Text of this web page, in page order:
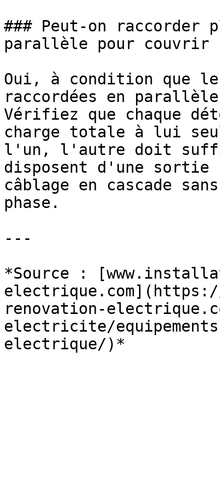
### Peut-on raccorder
parallèle pour couvrir
Oui, à condition que
raccordées en
Vérifiez que chaque
charge totale à lui
l'un, l'autre doit
disposent d'une sortie
câblage en cascade
phase.
---
*Source :
renovation-
electricite/